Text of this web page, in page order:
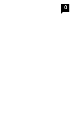
0